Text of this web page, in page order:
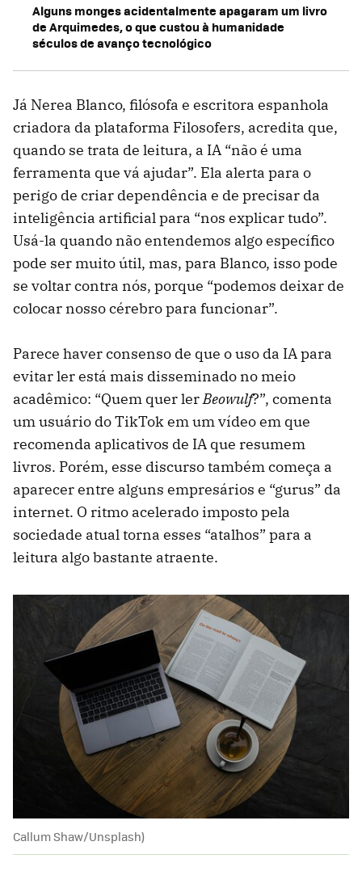
Alguns monges acidentalmente apagaram um livro
de Arquimedes, o que custou à humanidade
séculos de avanço tecnológico
Já Nerea Blanco, filósofa e escritora espanhola
criadora da plataforma Filosofers, acredita que,
quando se trata de leitura, a IA “não é uma
ferramenta que vá ajudar”. Ela alerta para o
perigo de criar dependência e de precisar da
inteligência artificial para “nos explicar tudo”.
Usá-la quando não entendemos algo específico
pode ser muito útil, mas, para Blanco, isso pode
se voltar contra nós, porque “podemos deixar de
colocar nosso cérebro para funcionar”.
Parece haver consenso de que o uso da IA para
evitar ler está mais disseminado no meio
acadêmico: “Quem quer lerBeowulf?”, comenta
um usuário do TikTok em um vídeo em que
recomenda aplicativos de IA que resumem
livros. Porém, esse discurso também começa a
aparecer entre alguns empresários e “gurus” da
internet. O ritmo acelerado imposto pela
sociedade atual torna esses “atalhos” para a
leitura algo bastante atraente.
Callum Shaw/Unsplash)